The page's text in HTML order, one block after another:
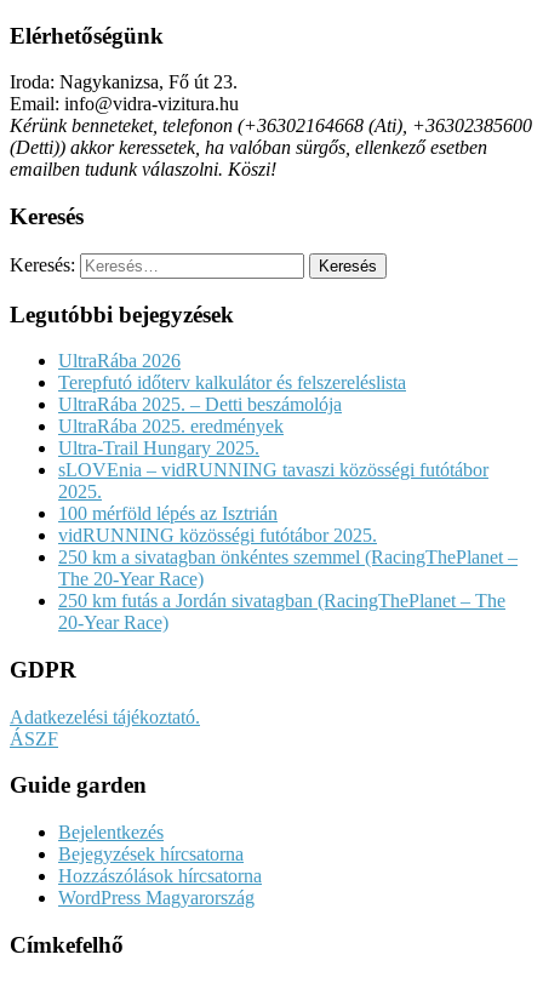
Elérhetőségünk
Iroda: Nagykanizsa, Fő út 23.
Email: info@vidra-vizitura.hu
Kérünk benneteket, telefonon (+36302164668 (Ati), +36302385600
(Detti)) akkor keressetek, ha valóban sürgős, ellenkező esetben
emailben tudunk válaszolni. Köszi!
Keresés
Keresés:
Legutóbbi bejegyzések
UltraRába 2026
Terepfutó időterv kalkulátor és felszereléslista
UltraRába 2025. – Detti beszámolója
UltraRába 2025. eredmények
Ultra-Trail Hungary 2025.
sLOVEnia – vidRUNNING tavaszi közösségi futótábor
2025.
100 mérföld lépés az Isztrián
vidRUNNING közösségi futótábor 2025.
250 km a sivatagban önkéntes szemmel (RacingThePlanet –
The 20-Year Race)
250 km futás a Jordán sivatagban (RacingThePlanet – The
20-Year Race)
GDPR
Adatkezelési tájékoztató.
ÁSZF
Guide garden
Bejelentkezés
Bejegyzések hírcsatorna
Hozzászólások hírcsatorna
WordPress Magyarország
Címkefelhő